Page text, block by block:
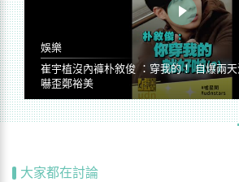
娛樂
崔宇植沒內褲朴敘俊 ：穿我的！ 自爆兩
嚇歪鄭裕美
大家都在討論